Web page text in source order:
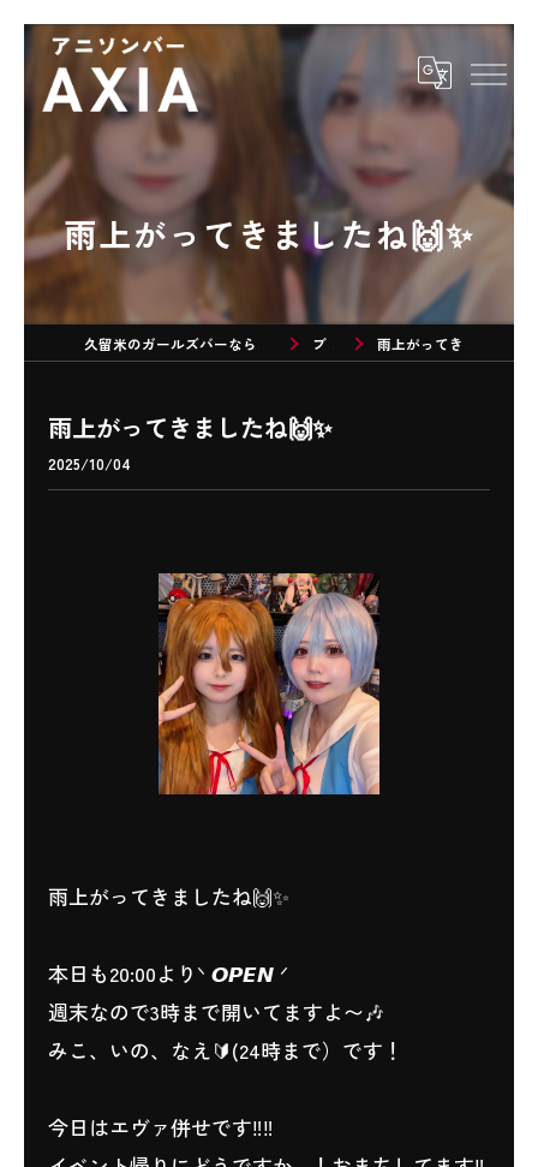
雨上がってきましたね🙌✨
ブログ 雨上がってきましたね🙌✨
雨上がってきましたね🙌✨
2025/10/04
雨上がってきましたね🙌✨
本日も20:00よりᐠ 𝙊𝙋𝙀𝙉 ᐟ
週末なので3時まで開いてますよ〜🎶
みこ、いの、なえ🔰(24時まで）です！
今日はエヴァ併せです‼️‼️